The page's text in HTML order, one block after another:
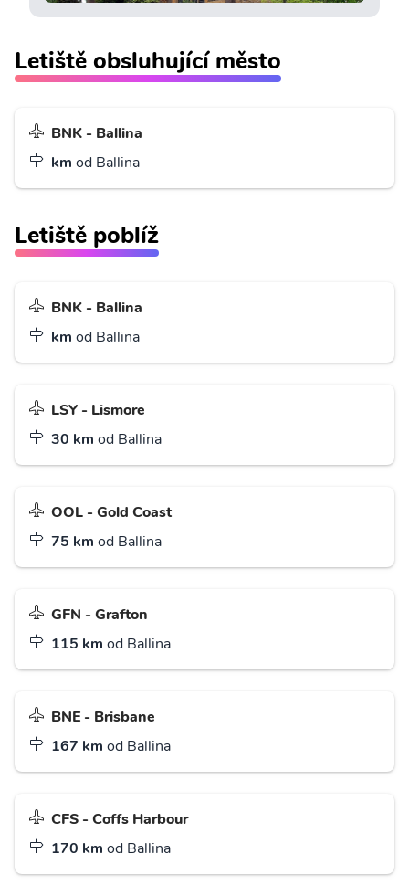
Letiště obsluhující město
BNK - Ballina
km od Ballina
Letiště poblíž
BNK - Ballina
km od Ballina
LSY - Lismore
30 km od Ballina
OOL - Gold Coast
75 km od Ballina
GFN - Grafton
115 km od Ballina
BNE - Brisbane
167 km od Ballina
CFS - Coffs Harbour
170 km od Ballina